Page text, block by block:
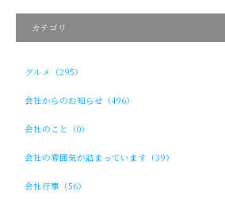
カテゴリ
グルメ（295）
会社からのお知らせ（496）
会社のこと（0）
会社の雰囲気が詰まっています（39）
会社行事（56）